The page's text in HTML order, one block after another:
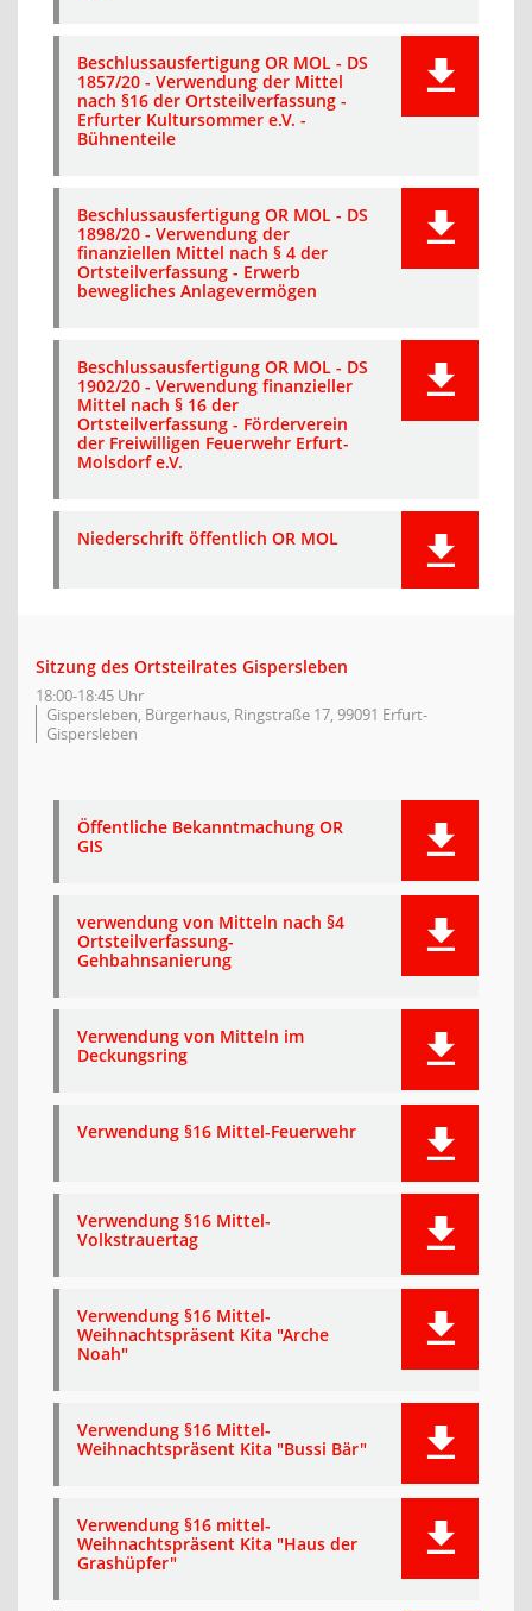
Beschlussausfertigung OR MOL - DS
1857/20 - Verwendung der Mittel
nach §16 der Ortsteilverfassung -
Erfurter Kultursommer e.V. -
Bühnenteile
Beschlussausfertigung OR MOL - DS
1898/20 - Verwendung der
finanziellen Mittel nach § 4 der
Ortsteilverfassung - Erwerb
bewegliches Anlagevermögen
Beschlussausfertigung OR MOL - DS
1902/20 - Verwendung finanzieller
Mittel nach § 16 der
Ortsteilverfassung - Förderverein
der Freiwilligen Feuerwehr Erfurt-
Molsdorf e.V.
Niederschrift öffentlich OR MOL
Sitzung des Ortsteilrates Gispersleben
18:00-18:45 Uhr
Gispersleben, Bürgerhaus, Ringstraße 17, 99091 Erfurt-
Gispersleben
Öffentliche Bekanntmachung OR
GIS
verwendung von Mitteln nach §4
Ortsteilverfassung-
Gehbahnsanierung
Verwendung von Mitteln im
Deckungsring
Verwendung §16 Mittel-Feuerwehr
Verwendung §16 Mittel-
Volkstrauertag
Verwendung §16 Mittel-
Weihnachtspräsent Kita "Arche
Noah"
Verwendung §16 Mittel-
Weihnachtspräsent Kita "Bussi Bär"
Verwendung §16 mittel-
Weihnachtspräsent Kita "Haus der
Grashüpfer"